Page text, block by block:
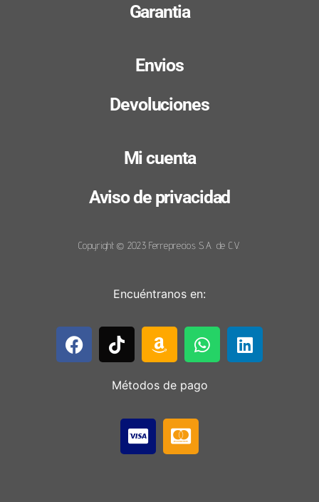
Garantia
Envios
Devoluciones
Mi cuenta
Aviso de privacidad
Copyright © 2023 Ferreprecios S.A. de C.V.
Encuéntranos en:
Métodos de pago